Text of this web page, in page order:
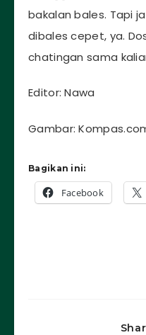
bakalan bales. Tapi
dibales cepet, ya.
chatingan sama
Editor: Nawa
Gambar:
Bagikan ini:
Facebook